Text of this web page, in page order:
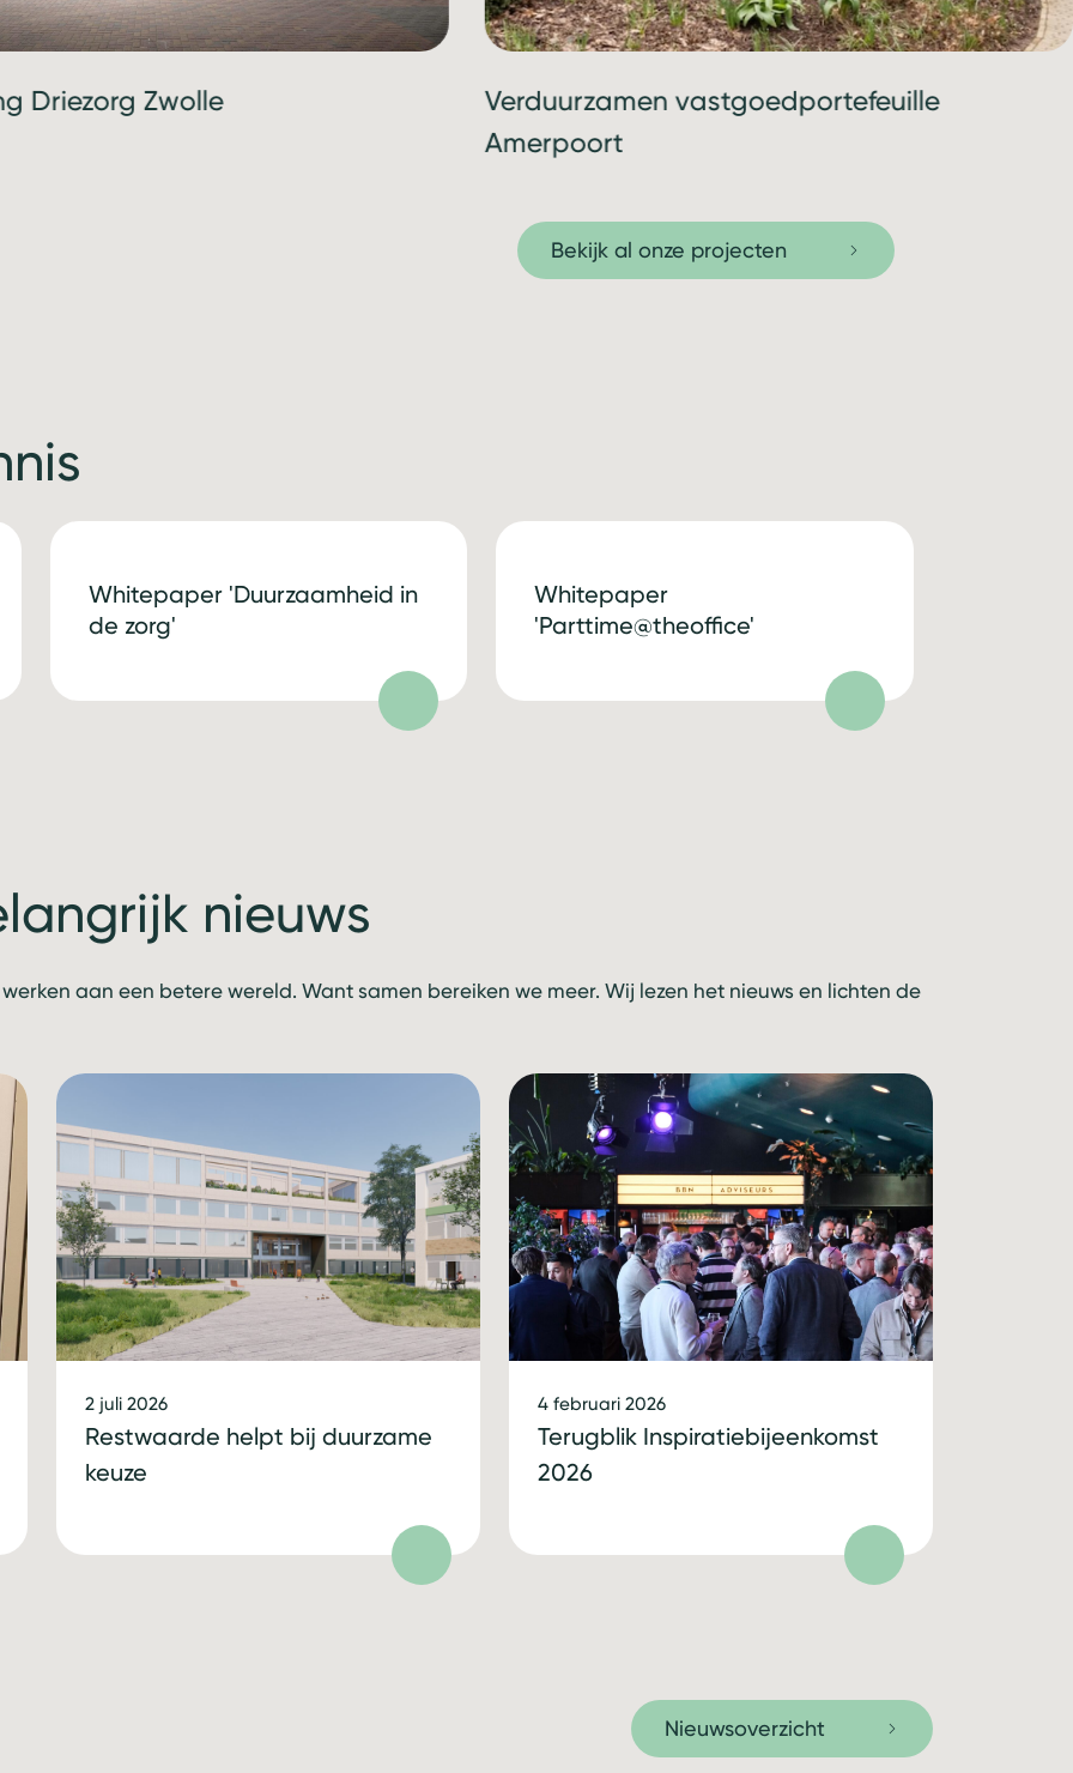
Driezorg Zwolle
Verduurzamen vastgoedportefeuille
Amerpoort
Bekijk al onze projecten
Whitepaper 'Duurzaamheid in
de zorg'
Whitepaper
'Parttime@theoffice'
nieuws
aan een betere wereld. Want samen bereiken we meer. Wij lezen het nieuws en lichten de
2 juli 2026
Restwaarde helpt bij duurzame
keuze
4 februari 2026
Terugblik Inspiratiebijeenkomst
2026
Nieuwsoverzicht